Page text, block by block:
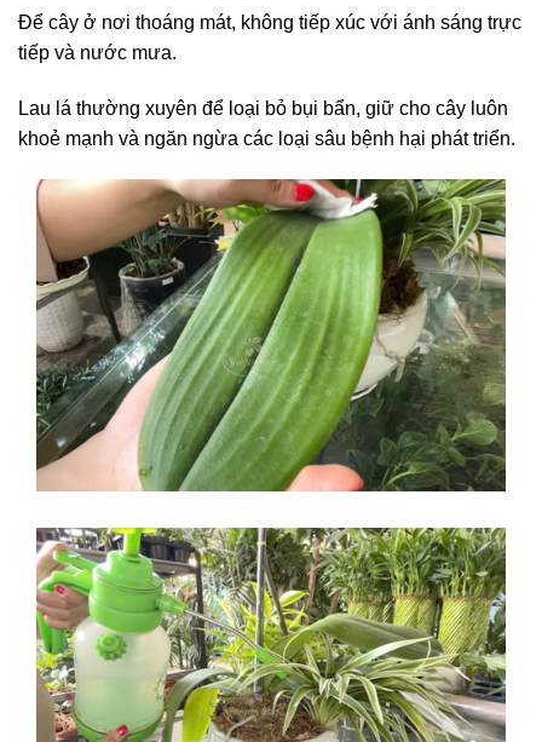
Để cây ở nơi thoáng mát, không tiếp xúc với ánh sáng trực
tiếp và nước mưa.
Lau lá thường xuyên để loại bỏ bụi bẩn, giữ cho cây luôn
khoẻ mạnh và ngăn ngừa các loại sâu bệnh hại phát triển.